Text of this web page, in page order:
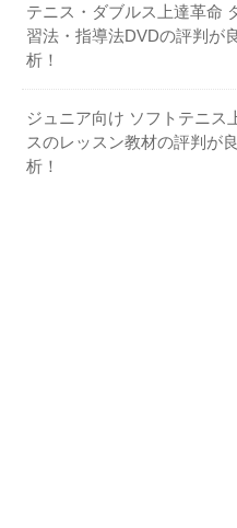
テニス・ダブルス上達革命
習法・指導法DVDの評判が
析！
ジュニア向け ソフトテニス
スのレッスン教材の評判が
析！